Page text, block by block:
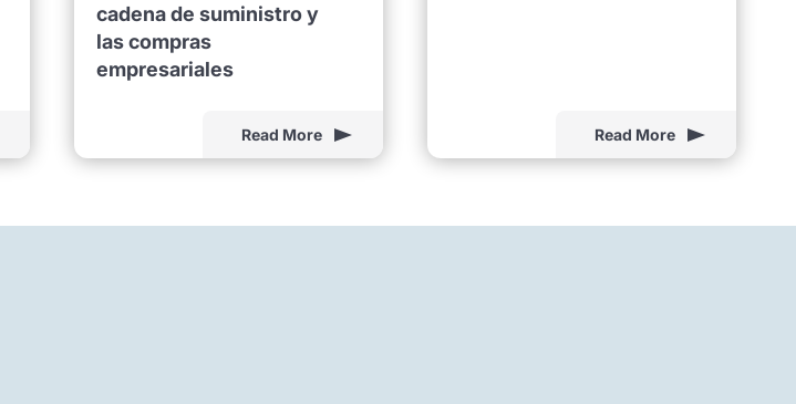
cadena de suministro y
las compras
empresariales
Read More Read More